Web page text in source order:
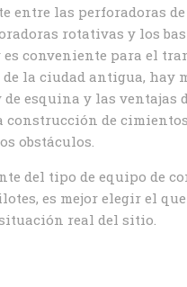
entre las perforadoras
rotativas y los
conveniente para el
la ciudad antigua, hay
esquina y las ventajas
de
obstáculos.
del tipo de equipo de
es mejor elegir el que
real del sitio.